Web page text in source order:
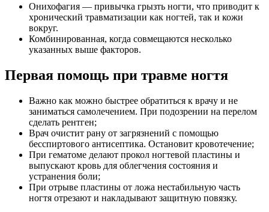
Онихофагия — привычка грызть ногти, что приводит к
хронический травматизации как ногтей, так и кожи
вокруг.
Комбинированная, когда совмещаются несколько
указанных выше факторов.
Первая помощь при травме ногтя
Важно как можно быстрее обратиться к врачу и не
заниматься самолечением. При подозрении на перелом
сделать рентген;
Врач очистит рану от загрязнений с помощью
бесспиртового антисептика. Остановит кровотечение;
При гематоме делают прокол ногтевой пластины и
выпускают кровь для облегчения состояния и
устранения боли;
При отрыве пластины от ложа нестабильную часть
ногтя отрезают и накладывают защитную повязку.